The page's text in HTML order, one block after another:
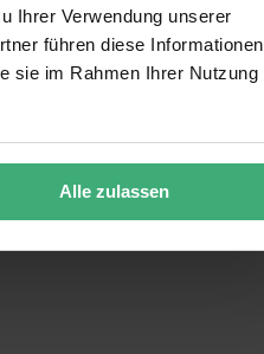
Ihrer Verwendung unserer
führen diese Informationen
sie im Rahmen Ihrer Nutzung
Alle zulassen